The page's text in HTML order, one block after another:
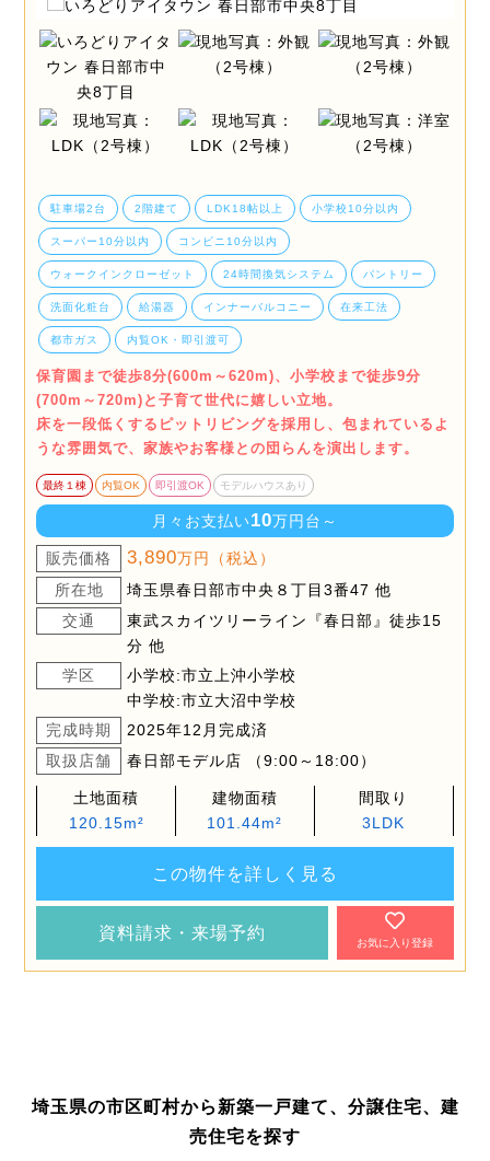
駐車場2台 2階建て LDK18帖以上 小学校10分以内
スーパー10分以内 コンビニ10分以内
ウォークインクローゼット 24時間換気システム パントリー
洗面化粧台 給湯器 インナーバルコニー 在来工法
都市ガス 内覧OK・即引渡可
保育園まで徒歩8分(600m～620m)、小学校まで徒歩9分
(700m～720m)と子育て世代に嬉しい立地。
床を一段低くするピットリビングを採用し、包まれているよ
うな雰囲気で、家族やお客様との団らんを演出します。
最終１棟 内覧OK 即引渡OK モデルハウスあり
月々お支払い10万円台～
販売価格 3,890万円（税込）
所在地
埼玉県春日部市中央８丁目3番47 他
交通
東武スカイツリーライン『春日部』徒歩15
分 他
学区
小学校:市立上沖小学校
中学校:市立大沼中学校
完成時期
2025年12月完成済
取扱店舗
春日部モデル店 （9:00～18:00）
土地面積
120.15m²
建物面積
101.44m²
間取り
3LDK
この物件を詳しく見る
資料請求・来場予約
お気に入り登録
埼玉県の市区町村から新築一戸建て、分譲住宅、建
売住宅を探す